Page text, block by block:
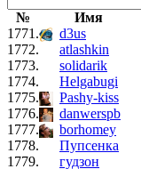
№ Имя
1771.
d3us
1772.
atlashkin
1773.
solidarik
1774.
Helgabugi
1775.
Pashy-kiss
1776.
danwerspb
1777.
borhomey
1778.
Пупсенка
1779.
гудзон